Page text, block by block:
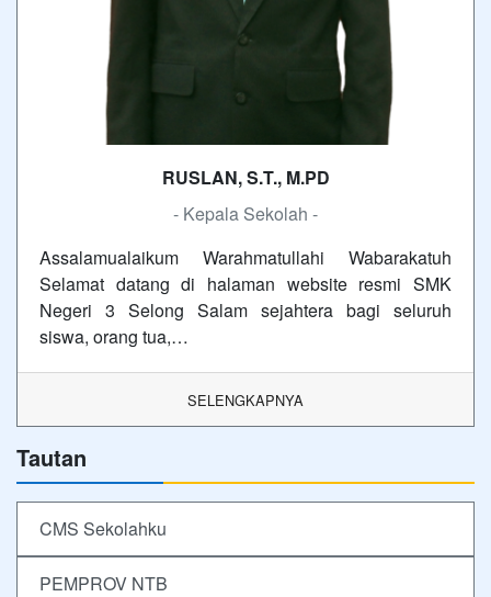
RUSLAN, S.T., M.PD
- Kepala Sekolah -
Assalamualaikum Warahmatullahi Wabarakatuh
Selamat datang di halaman website resmi SMK
Negeri 3 Selong Salam sejahtera bagi seluruh
siswa, orang tua,…
SELENGKAPNYA
Tautan
CMS Sekolahku
PEMPROV NTB